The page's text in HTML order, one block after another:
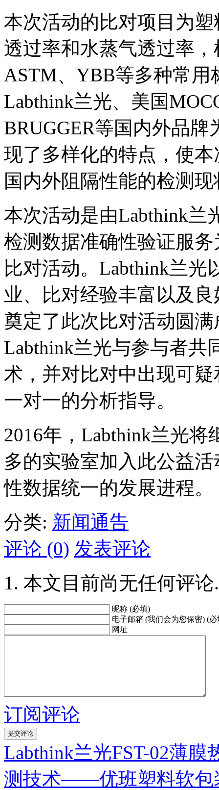
本次活动的比对项目为
透过率和水蒸气透过率
ASTM、YBB等多种常
Labthink兰光、美国
BRUGGER等国内外品
现了多样化的特点，使
国内外阻隔性能的检测现
本次活动是由Labthink兰
检测数据准确性验证服
比对活动。Labthink兰光
业、比对经验丰富以及
奠定了此次比对活动圆
Labthink兰光与参与者共
术，并对比对中出现可
一对一的分析指导。
2016年，Labthink兰光
多的实验室加入此公益
性数据统一的发展进程。
分类: 新闻通告
评论 (0) 发表评论
本文目前尚无任何评论.
昵称 (必填)
电子邮箱 (我们会为您保密) (必
网址
订阅评论
Labthink兰光FST-02薄膜
测技术——优班塑料软包